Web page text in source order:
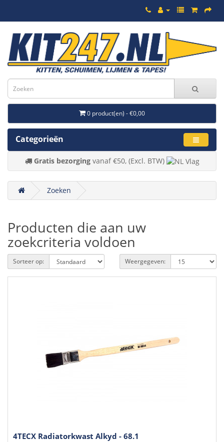
0 product(en) - €0,00
Categorieën
Gratis bezorgingvanaf €50, (Excl. BTW)
Zoeken
Producten die aan uw
zoekcriteria voldoen
Sorteer op: Weergegeven:
4TECX Radiatorkwast Alkyd - 68.1